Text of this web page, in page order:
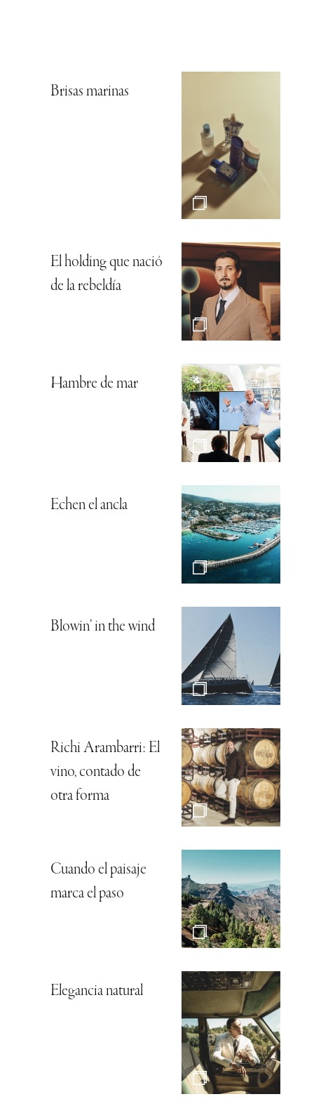
Brisas marinas
El holding que nació
de la rebeldía
Hambre de mar
Echen el ancla
Blowin’ in the wind
Richi Arambarri: El
vino, contado de
otra forma
Cuando el paisaje
marca el paso
Elegancia natural